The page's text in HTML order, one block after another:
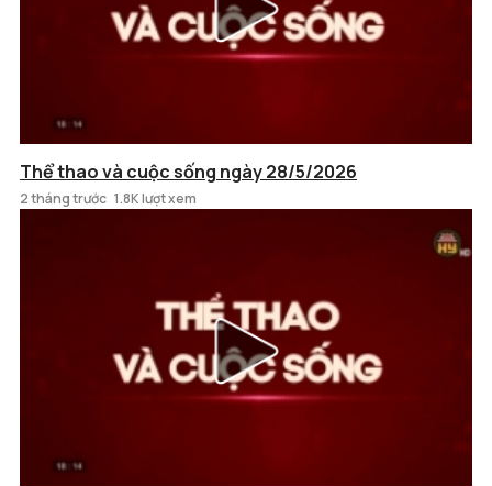
Thể thao và cuộc sống ngày 28/5/2026
2 tháng trước 1.8K lượt xem